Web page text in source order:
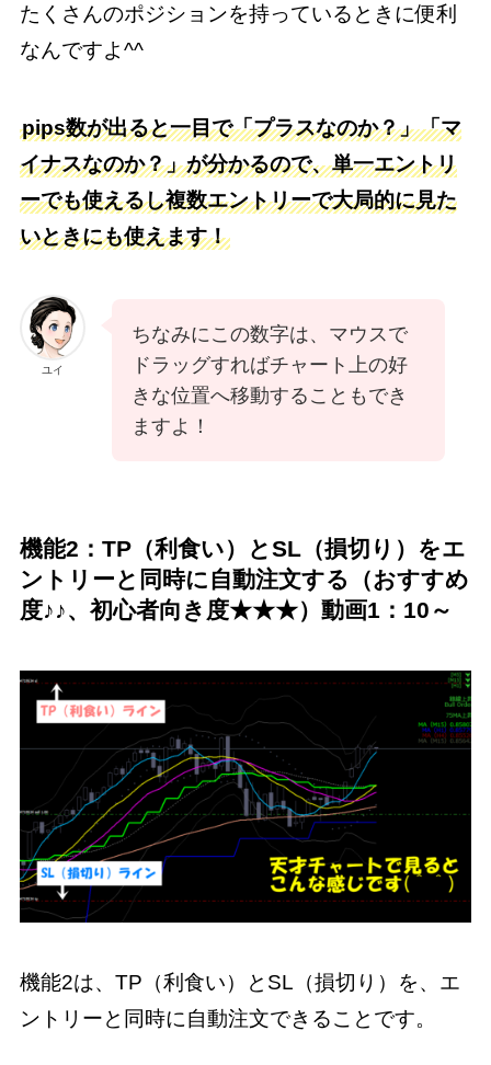
たくさんのポジションを持っているときに便利
なんですよ^^
pips数が出ると一目で「プラスなのか？」「マ
イナスなのか？」が分かるので、単一エントリ
ーでも使えるし複数エントリーで大局的に見た
いときにも使えます！
ユイ
ちなみにこの数字は、マウスで
ドラッグすればチャート上の好
きな位置へ移動することもでき
ますよ！
機能2：TP（利食い）とSL（損切り）をエ
ントリーと同時に自動注文する（おすすめ
度♪♪、初心者向き度★★★）動画1：10～
機能2は、TP（利食い）とSL（損切り）を、エ
ントリーと同時に自動注文できることです。